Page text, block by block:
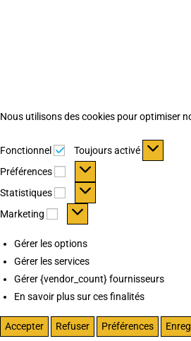
Nous utilisons des cookies pour optimiser
Fonctionnel Fonctionnel
Toujours activé
Préférences
Préférences
Statistiques Statistiques
Marketing Marketing
Gérer les options
Gérer les services
Gérer {vendor_count} fournisseurs
En savoir plus sur ces finalités
Accepter Refuser Préférences